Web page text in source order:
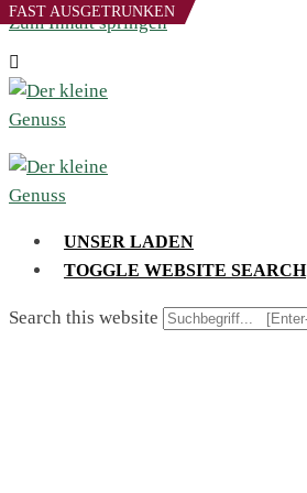
Zum Inhalt springen
UNSER LADEN
TOGGLE WEBSITE SEARCH
Search this website
FAST AUSGETRUNKEN